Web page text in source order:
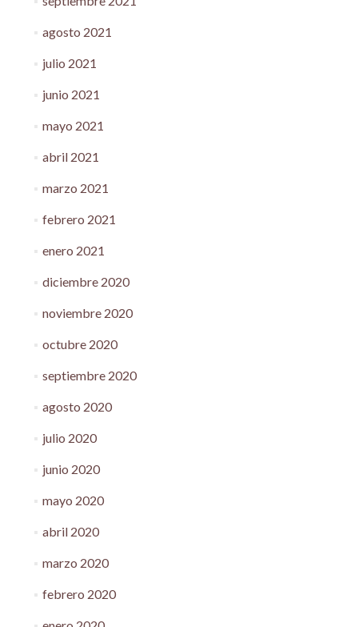
agosto 2021
julio 2021
junio 2021
mayo 2021
abril 2021
marzo 2021
febrero 2021
enero 2021
diciembre 2020
noviembre 2020
octubre 2020
septiembre 2020
agosto 2020
julio 2020
junio 2020
mayo 2020
abril 2020
marzo 2020
febrero 2020